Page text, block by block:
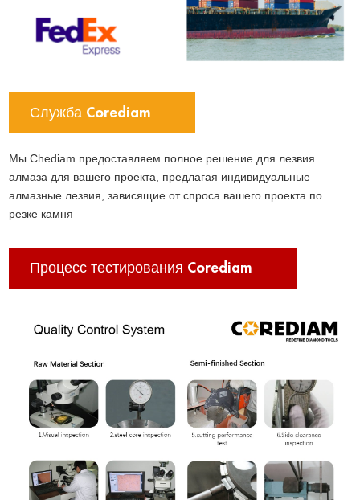
Служба Corediam
Мы Chediam предоставляем полное решение для лезвия
алмаза для вашего проекта, предлагая индивидуальные
алмазные лезвия, зависящие от спроса вашего проекта по
резке камня
Процесс тестирования Corediam